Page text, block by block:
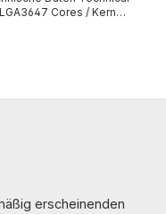
the pages of the
erscheinenden